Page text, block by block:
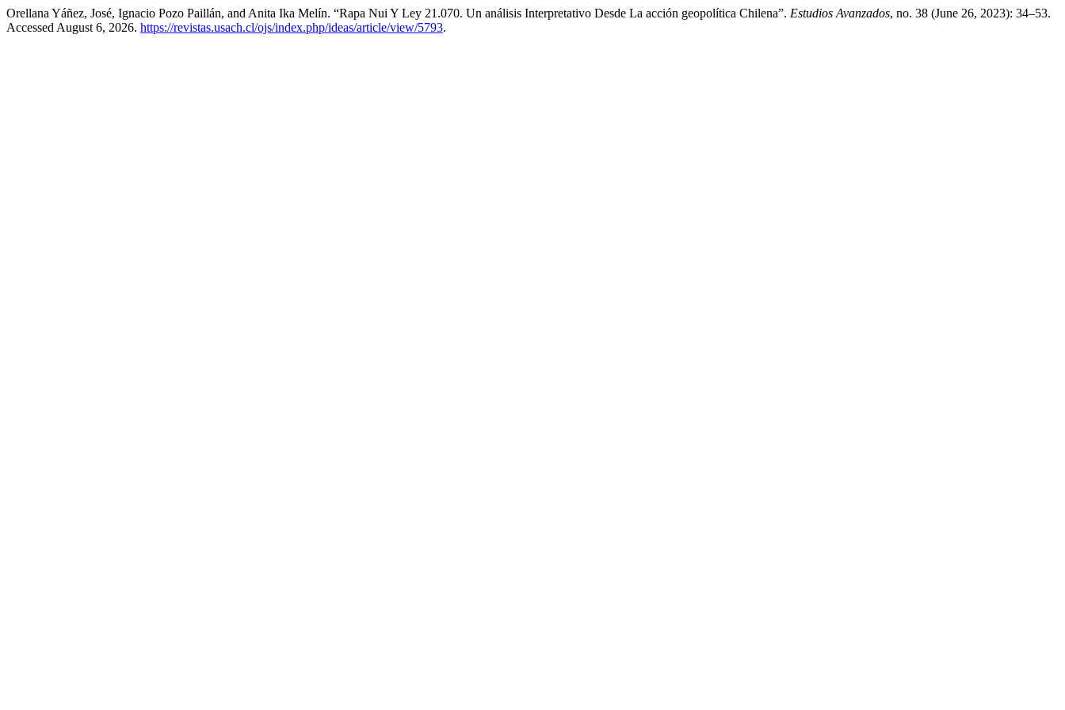
Orellana Yáñez, José, Ignacio Pozo Paillán, and Anita Ika Melín. “Rapa Nui Y Ley 21.070. Un análisis Interpretativo Desde La acción geopolítica Chilena”. Estudios Avanzados, no. 38 (June 26, 2023): 34–53.
Accessed August 6, 2026. https://revistas.usach.cl/ojs/index.php/ideas/article/view/5793.